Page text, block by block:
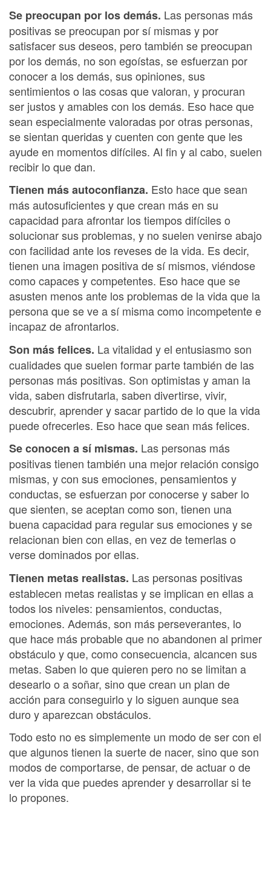
Se preocupan por los demás. Las personas más
positivas se preocupan por sí mismas y por
satisfacer sus deseos, pero también se preocupan
por los demás, no son egoístas, se esfuerzan por
conocer a los demás, sus opiniones, sus
sentimientos o las cosas que valoran, y procuran
ser justos y amables con los demás. Eso hace que
sean especialmente valoradas por otras personas,
se sientan queridas y cuenten con gente que les
ayude en momentos difíciles. Al fin y al cabo, suelen
recibir lo que dan.
Tienen más autoconfianza. Esto hace que sean
más autosuficientes y que crean más en su
capacidad para afrontar los tiempos difíciles o
solucionar sus problemas, y no suelen venirse abajo
con facilidad ante los reveses de la vida. Es decir,
tienen una imagen positiva de sí mismos, viéndose
como capaces y competentes. Eso hace que se
asusten menos ante los problemas de la vida que la
persona que se ve a sí misma como incompetente e
incapaz de afrontarlos.
Son más felices. La vitalidad y el entusiasmo son
cualidades que suelen formar parte también de las
personas más positivas. Son optimistas y aman la
vida, saben disfrutarla, saben divertirse, vivir,
descubrir, aprender y sacar partido de lo que la vida
puede ofrecerles. Eso hace que sean más felices.
Se conocen a sí mismas. Las personas más
positivas tienen también una mejor relación consigo
mismas, y con sus emociones, pensamientos y
conductas, se esfuerzan por conocerse y saber lo
que sienten, se aceptan como son, tienen una
buena capacidad para regular sus emociones y se
relacionan bien con ellas, en vez de temerlas o
verse dominados por ellas.
Tienen metas realistas. Las personas positivas
establecen metas realistas y se implican en ellas a
todos los niveles: pensamientos, conductas,
emociones. Además, son más perseverantes, lo
que hace más probable que no abandonen al primer
obstáculo y que, como consecuencia, alcancen sus
metas. Saben lo que quieren pero no se limitan a
desearlo o a soñar, sino que crean un plan de
acción para conseguirlo y lo siguen aunque sea
duro y aparezcan obstáculos.
Todo esto no es simplemente un modo de ser con el
que algunos tienen la suerte de nacer, sino que son
modos de comportarse, de pensar, de actuar o de
ver la vida que puedes aprender y desarrollar si te
lo propones.